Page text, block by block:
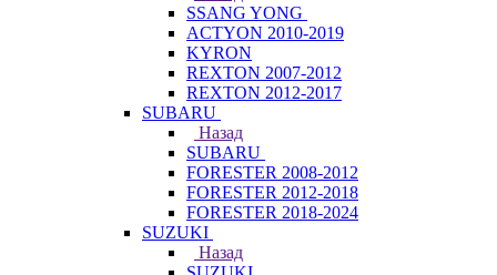
SSANG YONG
ACTYON 2010-2019
KYRON
REXTON 2007-2012
REXTON 2012-2017
SUBARU
Назад
SUBARU
FORESTER 2008-2012
FORESTER 2012-2018
FORESTER 2018-2024
SUZUKI
Назад